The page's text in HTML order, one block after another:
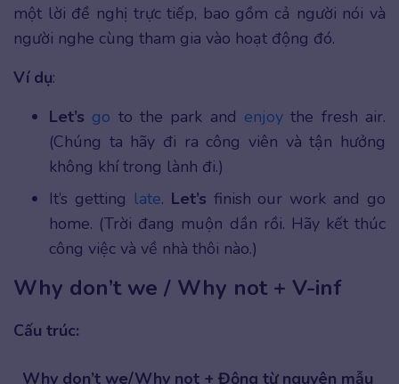
một lời đề nghị trực tiếp, bao gồm cả người nói và
người nghe cùng tham gia vào hoạt động đó.
Ví dụ:
Let’s go to the park and enjoy the fresh air.
(Chúng ta hãy đi ra công viên và tận hưởng
không khí trong lành đi.)
It’s getting late. Let’s finish our work and go
home. (Trời đang muộn dần rồi. Hãy kết thúc
công việc và về nhà thôi nào.)
Why don’t we / Why not + V-inf
Cấu trúc:
Why don’t we/Why not + Động từ nguyên mẫu